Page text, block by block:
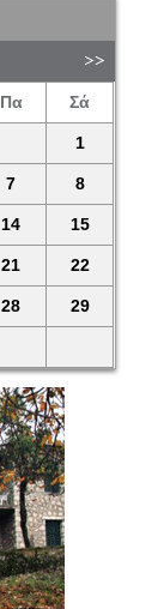
Πα Σά
1
7 8
14 15
21 22
28 29